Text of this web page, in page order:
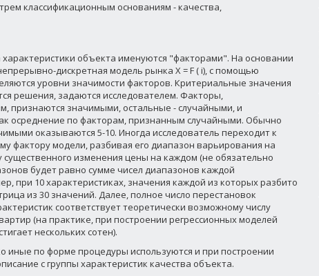
классификационным основаниям - качества,
характеристики объекта именуются "факторами". На основании
дискретная модель рынка X = F ( i), с помощью
уровни значимости факторов. Критериальные значения
решения, задаются исследователем. Факторы,
признаются значимыми, остальные - случайными, и
осреднение по факторам, признанным случайными. Обычно
оказываются 5-10. Иногда исследователь переходит к
фактору модели, разбивая его диапазон варьирования на
изменения цены на каждом (не обязательно
будет равно сумме чисел диапазонов каждой
при 10 характеристиках, значения каждой из которых разбито
из 30 значений. Далее, полное число перестановок
соответствует теоретически возможному числу
(на практике, при построении регрессионных моделей
нескольких сотен).
иные по форме процедуры используются и при построении
с группы характеристик качества объекта.